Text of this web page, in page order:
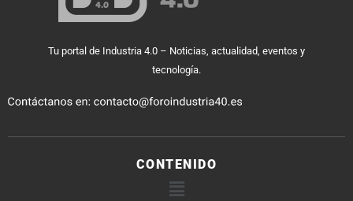
Tu portal de Industria 4.0 – Noticias, actualidad, eventos y
tecnología.
CONTENIDO